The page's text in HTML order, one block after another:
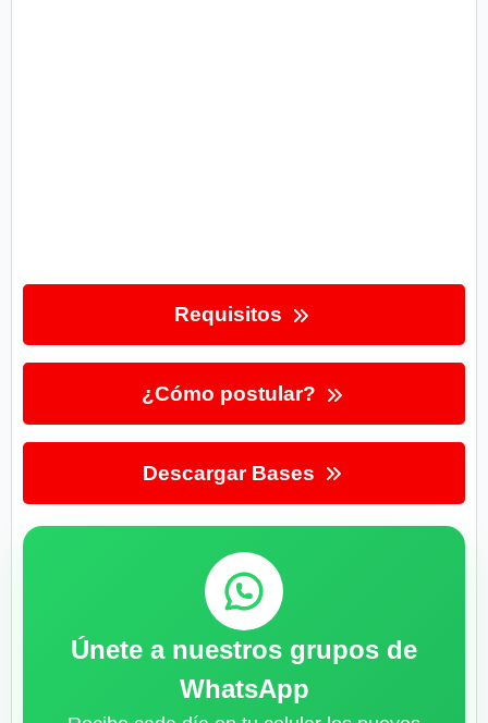
Requisitos
¿Cómo postular?
Descargar Bases
Únete a nuestros grupos de
WhatsApp